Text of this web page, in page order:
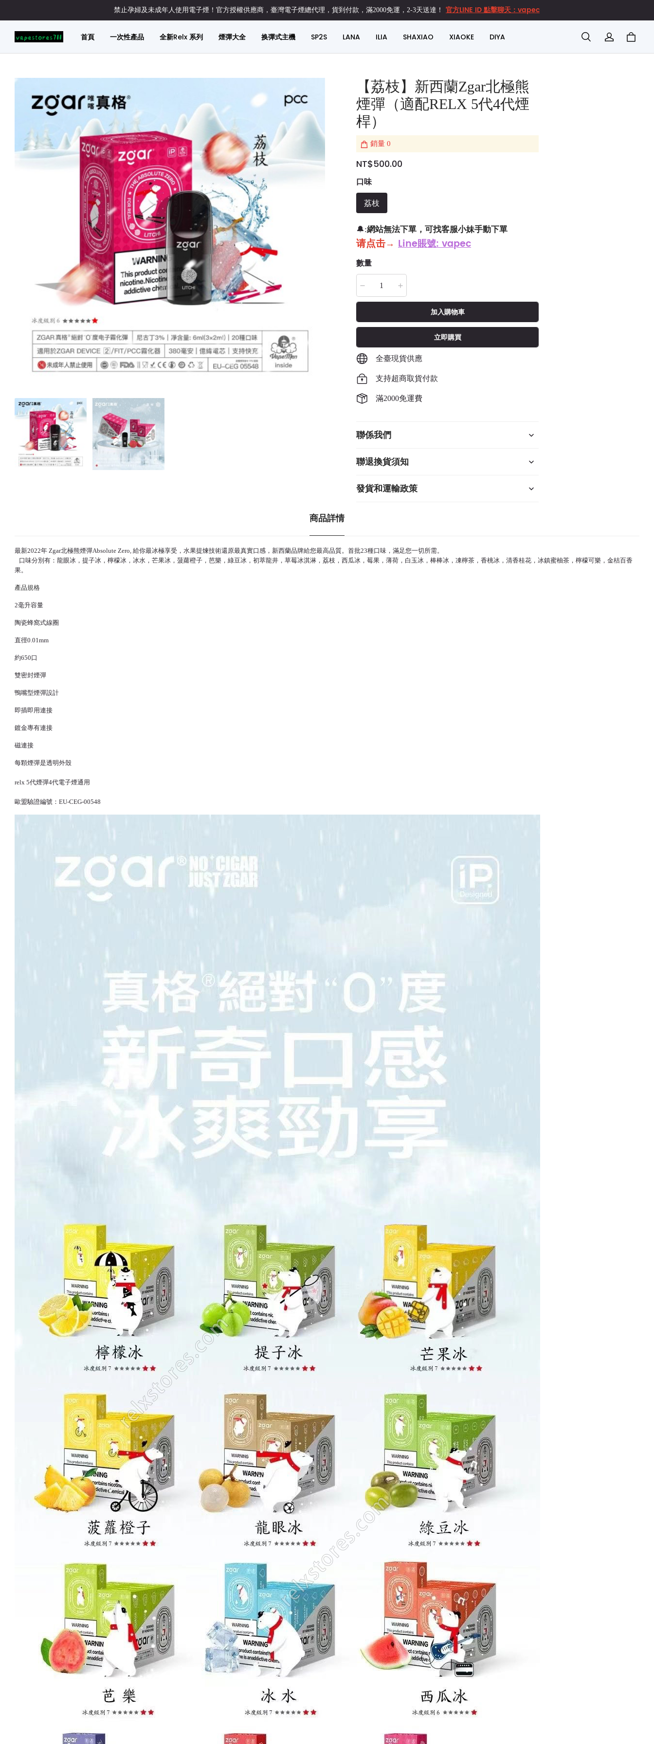
禁止孕婦及未成年人使用電子煙！官方授權供應商，臺灣電子煙總代理，貨到付款，滿2000免運，2-3天送達！ 官方LINE ID 點擊聊天：vapec
首頁 一次性產品 全新Relx 系列 煙彈大全 换彈式主機 SP2S LANA ILIA SHAXIAO XIAOKE DIYA
【荔枝】新西蘭Zgar北極熊
煙彈（適配RELX 5代4代煙
桿）
銷量 0
NT$500.00
口味
荔枝
🔔:網站無法下單，可找客服小妹手動下單
请点击→ Line賬號: vapec
數量
加入購物車
立即購買
全臺現貨供應
支持超商取貨付款
滿2000免運費
聯係我們
聯退換貨須知
發貨和運輸政策
商品詳情
最新2022年 Zgar北極熊煙彈Absolute Zero, 給你最冰極享受，水果提煉技術還原最真實口感，新西蘭品牌給您最高品質。首批23種口味，滿足您一切所需。
口味分別有：龍眼冰，提子冰，檸檬冰，冰水，芒果冰，菠蘿橙子，芭樂，綠豆冰，初萃龍井，草莓冰淇淋，荔枝，西瓜冰，莓果，薄荷，白玉冰，棒棒冰，凍檸茶，香桃冰，清香桂花，冰鎮蜜柚茶，檸檬可樂，金桔百香
果。
產品規格
2毫升容量
陶瓷蜂窩式線圈
直徑0.01mm
約650口
雙密封煙彈
鴨嘴型煙彈設計
即插即用連接
鍍金專有連接
磁連接
每顆煙彈是透明外殼
relx 5代煙彈4代電子煙通用
歐盟驗證編號：EU-CEG-00548